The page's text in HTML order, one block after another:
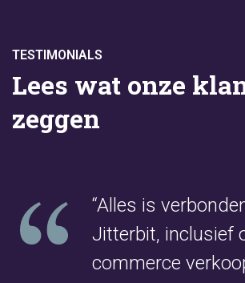
TESTIMONIALS
Lees wat onze
zeggen
“Alles is
Jitterbit, inclusief
commerce